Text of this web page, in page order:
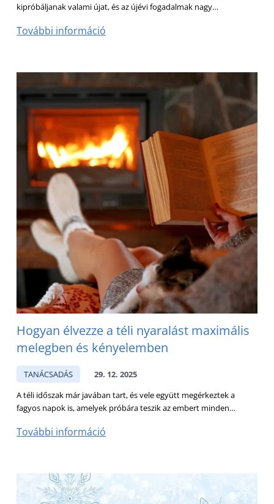
kipróbáljanak valami újat, és az újévi fogadalmak nagy…
További információ
Hogyan élvezze a téli nyaralást maximális
melegben és kényelemben
TANÁCSADÁS
29. 12. 2025
A téli időszak már javában tart, és vele együtt megérkeztek a
fagyos napok is, amelyek próbára teszik az embert minden…
További információ